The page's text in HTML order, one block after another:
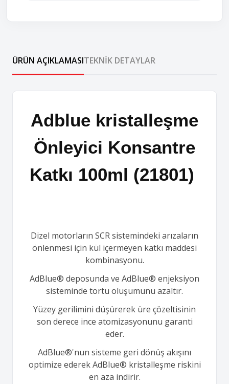
ÜRÜN AÇIKLAMASITEKNIK DETAYLAR
Adblue kristalleşme
Önleyici Konsantre
Katkı 100ml (21801)
Dizel motorların SCR sistemindeki arızaların
önlenmesi için kül içermeyen katkı maddesi
kombinasyonu.
AdBlue® deposunda ve AdBlue® enjeksiyon
sisteminde tortu oluşumunu azaltır.
Yüzey gerilimini düşürerek üre çözeltisinin
son derece ince atomizasyonunu garanti
eder.
AdBlue®'nun sisteme geri dönüş akışını
optimize ederek AdBlue® kristalleşme riskini
en aza indirir.